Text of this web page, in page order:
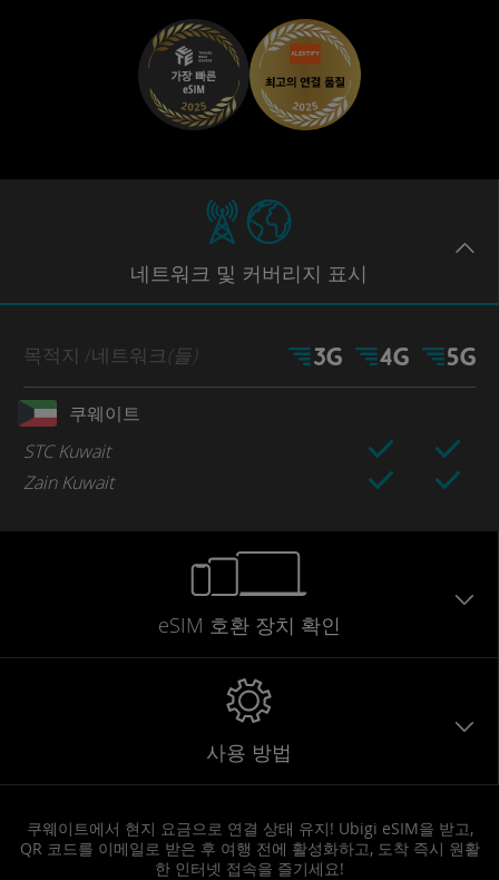
네트워크 및 커버리지 표시
목적지 /네트워크(들)
쿠웨이트
STC Kuwait
Zain Kuwait
eSIM 호환 장치 확인
사용 방법
쿠웨이트에서 현지 요금으로 연결 상태 유지! Ubigi eSIM을 받고,
QR 코드를 이메일로 받은 후 여행 전에 활성화하고, 도착 즉시 원활
한 인터넷 접속을 즐기세요!